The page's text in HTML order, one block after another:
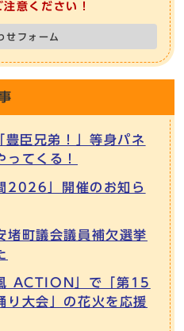
意ください！
せフォーム
臣兄弟！」等身パネ
ってくる！
2026」開催のお知ら
堵町議会議員補欠選挙
ACTION」で「第15
り大会」の花火を応援